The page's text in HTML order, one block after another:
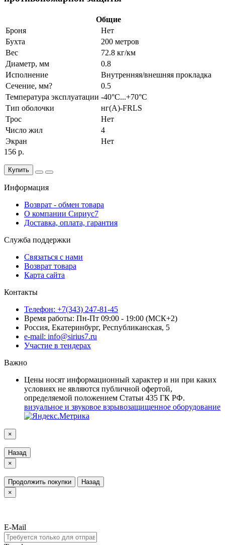
Общие
Броня
Нет
Бухта
200 метров
Вес
72.8 кг/км
Диаметр, мм
0.8
Исполнение
Внутренняя/внешняя прокладка
Сечение, мм?
0.5
Температура эксплуатации -40°С...+70°С
Тип оболочки
нг(A)-FRLS
Трос
Нет
Число жил
4
Экран
Нет
156 р.
Купить
Информация
Возврат - обмен товара
О компании Сириус7
Доставка, оплата, гарантия
Служба поддержки
Связаться с нами
Возврат товара
Карта сайта
Контакты
Телефон: +7(343) 247-81-45
Время работы: Пн-Пт 09:00 - 19:00 (МСК+2)
Россия, Екатеринбург, Республиканская, 5
e-mail: info@sirius7.ru
Участие в тендерах
Важно
Цены носят информационный характер и ни при каких
условиях не являются публичной офертой,
определяемой положением Статьи 435 ГК РФ.
визуальное и звуковое взрывозащищенное оборудование
×
Назад
×
Продолжить покупки
Назад
×
E-Mail